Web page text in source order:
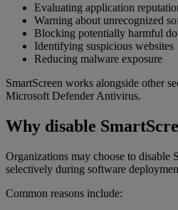
Evaluating application
Warning about unrecognized
Blocking potentially harmful
Identifying suspicious websites
Reducing malware exposure
SmartScreen works alongside other
Microsoft Defender Antivirus.
Why disable
Organizations may choose to disable
selectively during software
Common reasons include: